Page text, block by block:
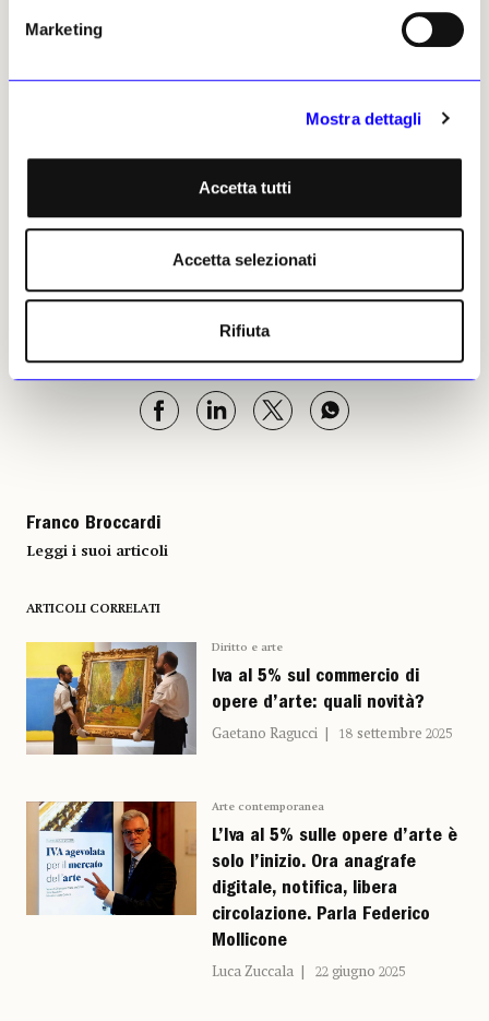
Marketing
Mostra dettagli
Accetta tutti
Accetta selezionati
Rifiuta
sfida che il nuovo mercato pone, imparando
dalle best practice straniere, alzando il
possa leggere l’affidabilità di un settore che
Italians are on the road. Nella giusta
direzione. Se arriveranno dipenderà
parecchio da loro.
Franco Broccardi
Leggi i suoi articoli
ARTICOLI CORRELATI
Diritto e arte
Iva al 5% sul commercio di
opere d’arte: quali novità?
Gaetano Ragucci 18 settembre 2025
Arte contemporanea
L’Iva al 5% sulle opere d’arte è
solo l’inizio. Ora anagrafe
digitale, notifica, libera
circolazione. Parla Federico
Mollicone
Luca Zuccala 22 giugno 2025